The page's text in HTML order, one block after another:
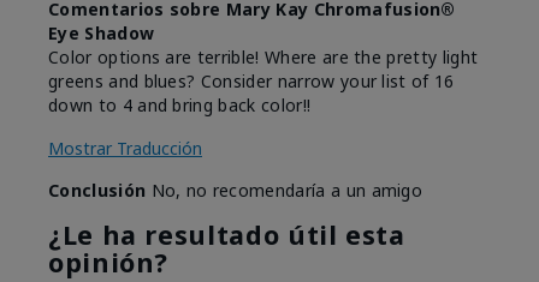
Comentarios sobre Mary Kay Chromafusion®
Eye Shadow
Color options are terrible! Where are the pretty light
greens and blues? Consider narrow your list of 16
down to 4 and bring back color!!
Mostrar Traducción
Conclusión No, no recomendaría a un amigo
¿Le ha resultado útil esta
opinión?